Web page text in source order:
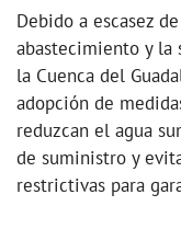
Debido a escasez
abastecimiento y la
la Cuenca del
adopción de
reduzcan el agua
de suministro y
restrictivas para